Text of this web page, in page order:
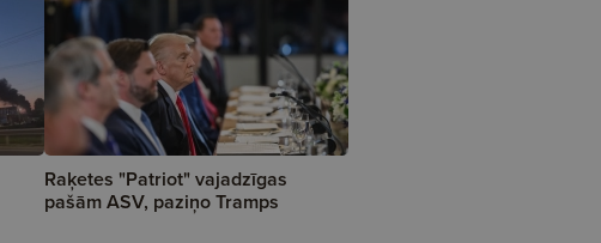
Raķetes "Patriot" vajadzīgas
pašām ASV, paziņo Tramps